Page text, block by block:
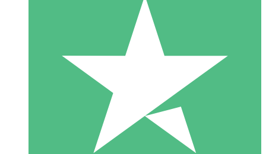
Individuele Creditpakketten
Betaal per gebruik met downloadtegoeden. Geen maandelijkse
1000